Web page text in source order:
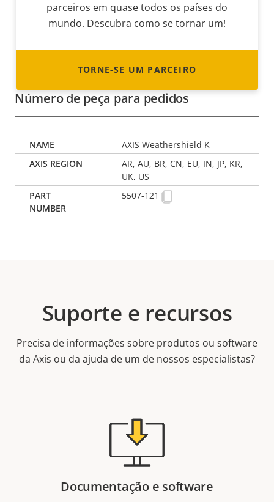
parceiros em quase todos os países do
mundo. Descubra como se tornar um!
TORNE-SE UM PARCEIRO
Número de peça para pedidos
AXIS Weathershield K
AR, AU, BR, CN, EU, IN, JP, KR,
UK, US
5507-121
Suporte e recursos
Precisa de informações sobre produtos ou software
da Axis ou da ajuda de um de nossos especialistas?
Documentação e software